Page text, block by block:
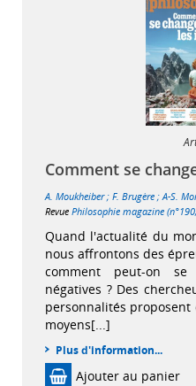
Comment se
A. Moukheiber; F. Brugère ;A-S.
Revue Philosophie magazine
Quand l'actualité du
nous affrontons des
comment peut-on se
négatives ? Des
personnalités
moyens[...]
Plus d'information...
Ajouter au panier